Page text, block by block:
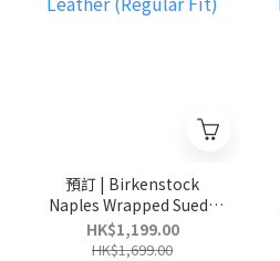
預訂 | Birkenstock
Naples Wrapped Suede
Leather (Regular Fit)
HK$1,199.00
HK$1,699.00